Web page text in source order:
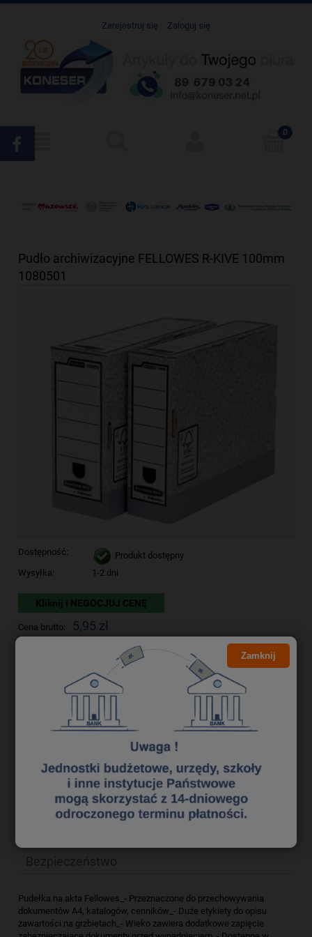
Zarejestruj się Zaloguj się
Pudło archiwizacyjne FELLOWES R-KIVE 100mm
1080501
Dostępność:
Produkt dostępny
Wysyłka:
1-2 dni
Kliknij i NEGOCJUJ CENĘ
Cena brutto: 5,95 zł
do koszyka
dodaj do przechowalni
Producent:
Kod produktu: pok2500287
zapytaj o produkt
poleć znajomemu
Bezpieczeństwo
Pudełka na akta Fellowes_- Przeznaczone do przechowywania
dokumentów A4, katalogów, cenników_- Duże etykiety do opisu
zawartości na grzbietach_- Wieko zawiera dodatkowe zapięcie
Zamknij